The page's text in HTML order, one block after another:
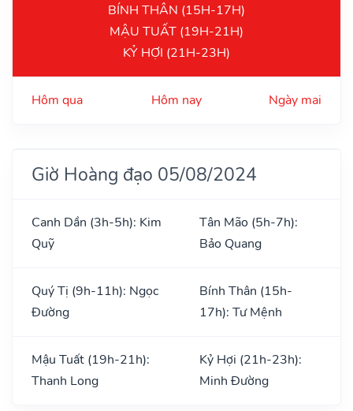
BÍNH THÂN (15H-17H)
MẬU TUẤT (19H-21H)
KỶ HỢI (21H-23H)
Hôm qua Hôm nay Ngày mai
Giờ Hoàng đạo 05/08/2024
Canh Dần (3h-5h): Kim
Quỹ
Tân Mão (5h-7h):
Bảo Quang
Quý Tị (9h-11h): Ngọc
Đường
Bính Thân (15h-
17h): Tư Mệnh
Mậu Tuất (19h-21h):
Thanh Long
Kỷ Hợi (21h-23h):
Minh Đường